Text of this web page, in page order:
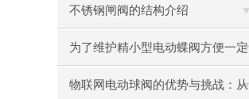
的故障
不锈钢闸阀的结构介绍
为了维护精小型电动蝶阀方便一定
要看
物联网电动球阀的优势与挑战：从